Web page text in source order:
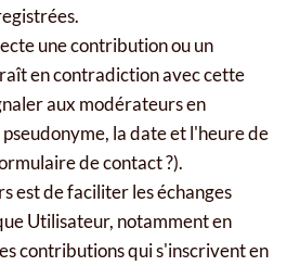
une contribution ou un
en contradiction avec cette
aux modérateurs en
la date et l'heure de
de contact ?).
est de faciliter les échanges
Utilisateur, notamment en
contributions qui s'inscrivent en